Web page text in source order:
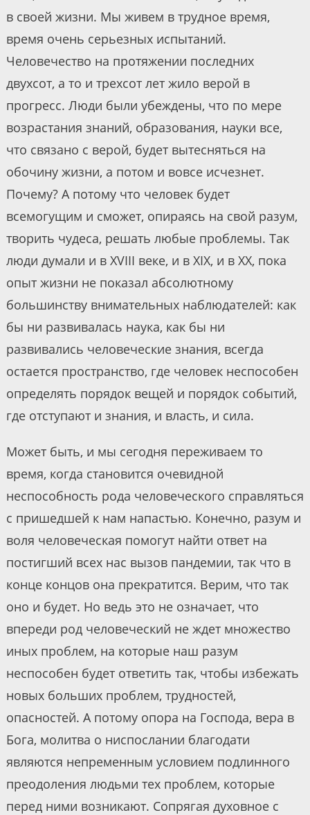
в своей жизни. Мы живем в трудное время,
время очень серьезных испытаний.
Человечество на протяжении последних
двухсот, а то и трехсот лет жило верой в
прогресс. Люди были убеждены, что по мере
возрастания знаний, образования, науки все,
что связано с верой, будет вытесняться на
обочину жизни, а потом и вовсе исчезнет.
Почему? А потому что человек будет
всемогущим и сможет, опираясь на свой разум,
творить чудеса, решать любые проблемы. Так
люди думали и в XVIII веке, и в XIX, и в XX, пока
опыт жизни не показал абсолютному
большинству внимательных наблюдателей: как
бы ни развивалась наука, как бы ни
развивались человеческие знания, всегда
остается пространство, где человек неспособен
определять порядок вещей и порядок событий,
где отступают и знания, и власть, и сила.
Может быть, и мы сегодня переживаем то
время, когда становится очевидной
неспособность рода человеческого справляться
с пришедшей к нам напастью. Конечно, разум и
воля человеческая помогут найти ответ на
постигший всех нас вызов пандемии, так что в
конце концов она прекратится. Верим, что так
оно и будет. Но ведь это не означает, что
впереди род человеческий не ждет множество
иных проблем, на которые наш разум
неспособен будет ответить так, чтобы избежать
новых больших проблем, трудностей,
опасностей. А потому опора на Господа, вера в
Бога, молитва о ниспослании благодати
являются непременным условием подлинного
преодоления людьми тех проблем, которые
перед ними возникают. Сопрягая духовное с